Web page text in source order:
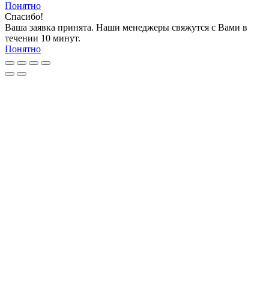
Понятно
Спасибо!
Ваша заявка принята. Наши менеджеры свяжутся с Вами в
течении 10 минут.
Понятно